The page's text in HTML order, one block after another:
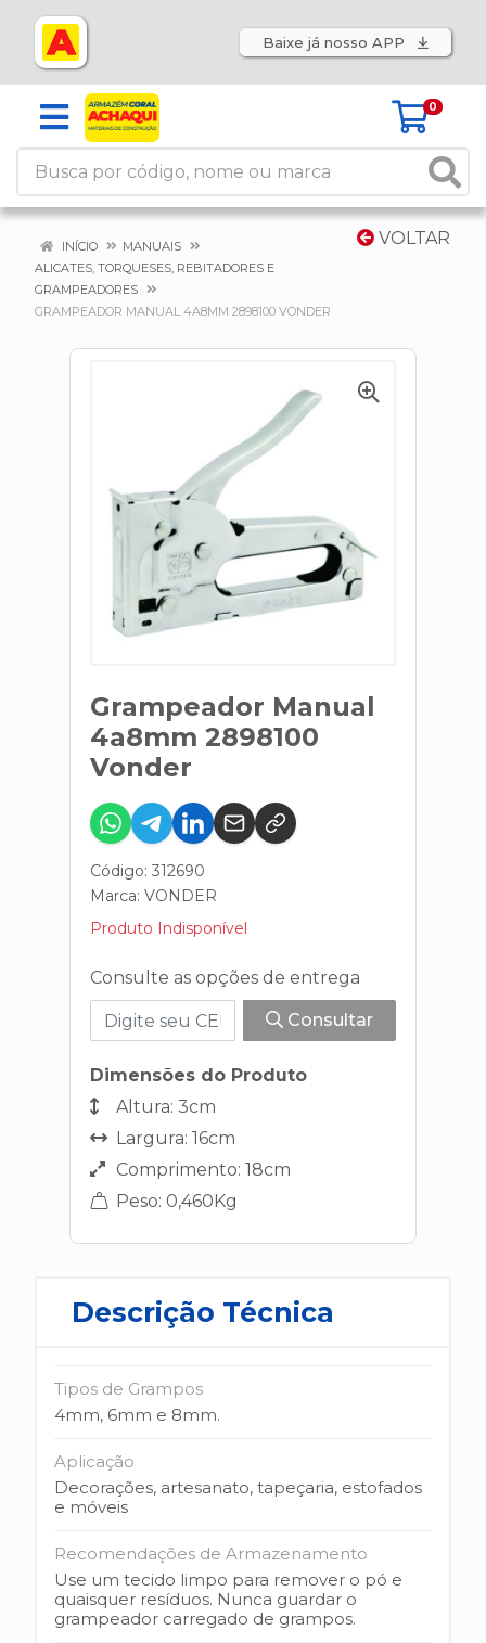
Baixe já nosso APP
0
VOLTAR
INÍCIO
MANUAIS
ALICATES, TORQUESES, REBITADORES E
GRAMPEADORES
GRAMPEADOR MANUAL 4A8MM 2898100 VONDER
Grampeador Manual
4a8mm 2898100
Vonder
Código: 312690
Marca: VONDER
Produto Indisponível
Consulte as opções de entrega
Consultar
Dimensões do Produto
Altura: 3cm
Largura: 16cm
Comprimento: 18cm
Peso: 0,460Kg
Descrição Técnica
Tipos de Grampos
4mm, 6mm e 8mm.
Aplicação
Decorações, artesanato, tapeçaria, estofados
e móveis
Recomendações de Armazenamento
Use um tecido limpo para remover o pó e
quaisquer resíduos. Nunca guardar o
grampeador carregado de grampos.